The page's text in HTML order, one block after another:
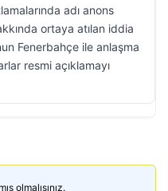
adı anons
ortaya atılan iddia
Fenerbahçe ile anlaşma
resmi açıklamayı
olmalısınız.